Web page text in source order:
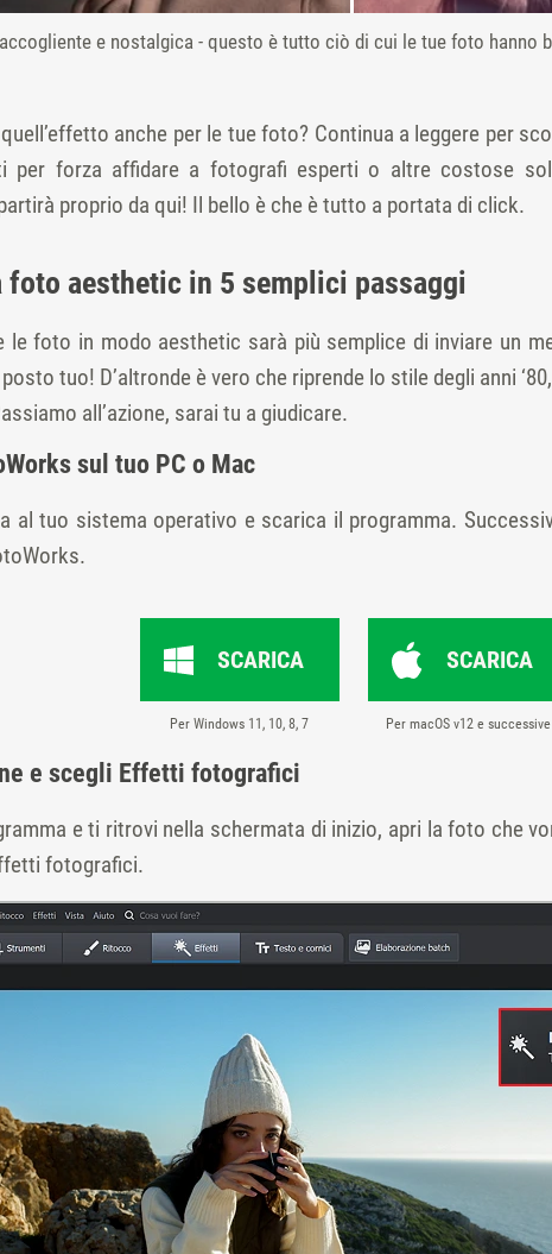
accogliente e nostalgica - questo è tutto ciò di cui le tue foto hanno
anche per le tue foto? Continua a leggere per
per forza affidare a fotografi esperti o altre costose
proprio da qui! Il bello è che è tutto a portata di click.
foto aesthetic in 5 semplici passaggi
le foto in modo aesthetic sarà più semplice di inviare un
tuo! D’altronde è vero che riprende lo stile degli anni
all’azione, sarai tu a giudicare.
sul tuo PC o Mac
al tuo sistema operativo e scarica il programma.
SCARICA
Per Windows 11, 10, 8, 7
SCARICA
Per macOS v12 e successive
e scegli Effetti fotografici
e ti ritrovi nella schermata di inizio, apri la foto che
fotografici.